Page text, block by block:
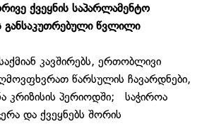
ქვეყნის საპარლამენტო
განსაკუთრებული წვლილი
კავშირებს, ერთობლივი
წარსულის ჩავარდნები,
კრიზისის პერიოდში; საჭიროა
და ქვეყნებს შორის